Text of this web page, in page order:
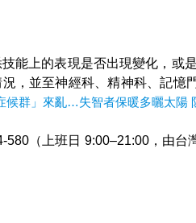
能上的表現是否出現變化，或
，並至神經科、精神科、記憶
候群」來亂…失智者保暖多曬太陽
580（上班日 9:00–21:00，由台